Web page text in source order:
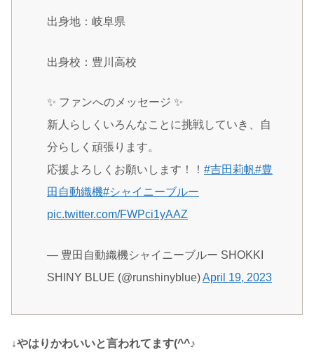
出身地：岐阜県
出身校：豊川高校
✨ ファンへのメッセージ ✨
新人らしくいろんなことに挑戦していき、自
分らしく頑張ります。
応援よろしくお願いします！！ #吉田莉帆#豊
田自動織機#シャイニーブルー
pic.twitter.com/FWPci1yAAZ
— 豊田自動織機シャイニーブルー SHOKKI
SHINY BLUE (@runshinyblue)April 19, 2023
↓やはりかわいいと言われてます(^^♪